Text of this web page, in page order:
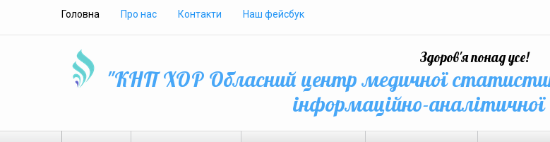
Головна Про нас Контакти Наш фейсбук
Здоров'я понад усе!
"КНП ХОР Обласний центр медичної
інформаційно-аналітичної